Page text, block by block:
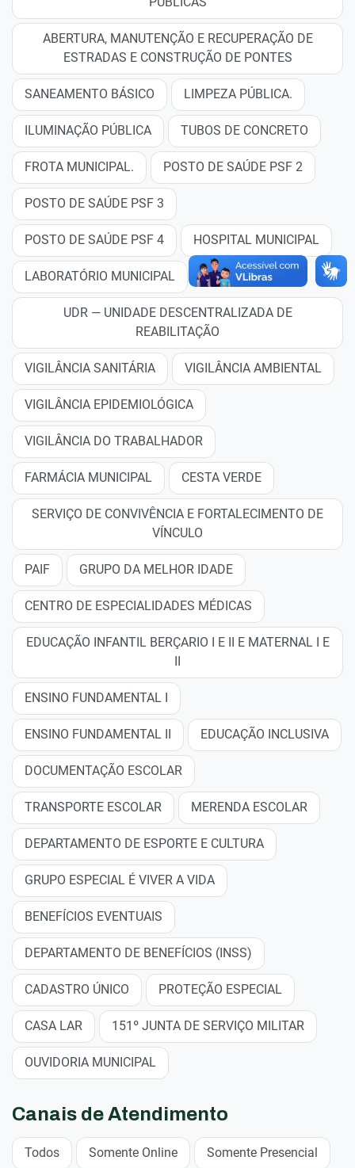
ABERTURA, MANUTENÇÃO E RECUPERAÇÃO DE
ESTRADAS E CONSTRUÇÃO DE PONTES
SANEAMENTO BÁSICO LIMPEZA PÚBLICA.
ILUMINAÇÃO PÚBLICA TUBOS DE CONCRETO
FROTA MUNICIPAL. POSTO DE SAÚDE PSF 2
POSTO DE SAÚDE PSF 3
POSTO DE SAÚDE PSF 4 HOSPITAL MUNICIPAL
LABORATÓRIO MUNICIPAL
UDR — UNIDADE DESCENTRALIZADA DE
REABILITAÇÃO
VIGILÂNCIA SANITÁRIA VIGILÂNCIA AMBIENTAL
VIGILÂNCIA EPIDEMIOLÓGICA
VIGILÂNCIA DO TRABALHADOR
FARMÁCIA MUNICIPAL CESTA VERDE
SERVIÇO DE CONVIVÊNCIA E FORTALECIMENTO DE
VÍNCULO
PAIF GRUPO DA MELHOR IDADE
CENTRO DE ESPECIALIDADES MÉDICAS
EDUCAÇÃO INFANTIL BERÇARIO I E II E MATERNAL I E
ENSINO FUNDAMENTAL I
ENSINO FUNDAMENTAL II EDUCAÇÃO INCLUSIVA
DOCUMENTAÇÃO ESCOLAR
TRANSPORTE ESCOLAR MERENDA ESCOLAR
DEPARTAMENTO DE ESPORTE E CULTURA
GRUPO ESPECIAL É VIVER A VIDA
BENEFÍCIOS EVENTUAIS
DEPARTAMENTO DE BENEFÍCIOS (INSS)
CADASTRO ÚNICO PROTEÇÃO ESPECIAL
CASA LAR 151º JUNTA DE SERVIÇO MILITAR
OUVIDORIA MUNICIPAL
Canais de Atendimento
Todos Somente Online Somente Presencial